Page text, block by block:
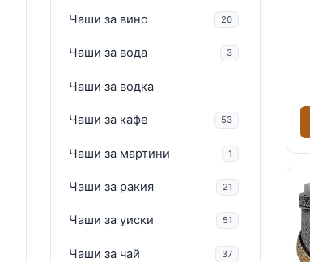
Чаши за вино 20
Чаши за вода 3
Чаши за водка
Чаши за кафе 53
Чаши за мартини 1
Чаши за ракия 21
Чаши за уиски 51
Чаши за чай 37